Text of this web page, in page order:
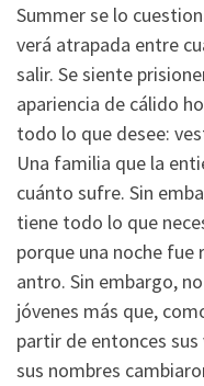
Summer se lo
verá atrapada entre
salir. Se siente
apariencia de cálido
todo lo que desee:
Una familia que la
cuánto sufre. Sin
tiene todo lo que
porque una noche fue
antro. Sin embargo,
jóvenes más que,
partir de entonces
sus nombres